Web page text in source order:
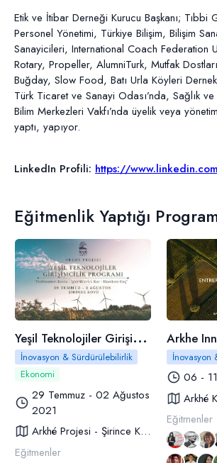
Etik ve İtibar Derneği Kurucu Başkanı; Tıbbi
Personel Yönetimi, Türkiye Bilişim, Bilişim
Sanayicileri, International Coach Federation
Rotary, Propeller, AlumniTurk, Mutfak
Buğday, Slow Food, Batı Urla Köyleri
Türk Ticaret ve Sanayi Odası’nda, Sağlık ve
Bilim Merkezleri Vakfı’nda üyelik veya
yaptı, yapıyor.
LinkedIn Profili: https://
Eğitmenlik Yaptığı
Y
eşil Teknolojiler Girişimcilik Programı
İnovasyon & Sürdürülebilirlik
Ekonomi
29 Temmuz - 02 Ağustos
2021
Arkhé Projesi - Şirince Köyü
Eğitmenler
İnovasyon
06 -
Arkhé
Eğitmenler